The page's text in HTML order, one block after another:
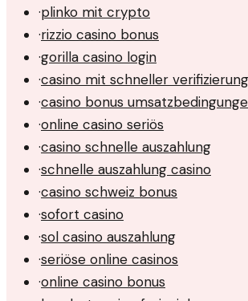
·plinko mit crypto
·rizzio casino bonus
·gorilla casino login
·casino mit schneller verifizierung
·casino bonus
·online casino seriös
·casino schnelle auszahlung
·schnelle auszahlung casino
·casino schweiz bonus
·sofort casino
·sol casino auszahlung
·seriöse online casinos
·online casino bonus